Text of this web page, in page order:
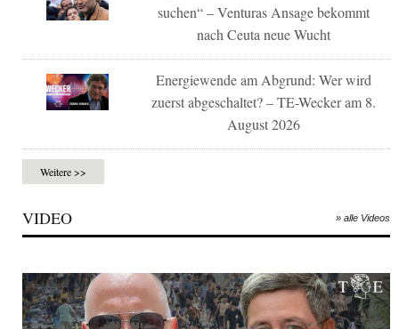
suchen“ – Venturas Ansage bekommt
nach Ceuta neue Wucht
Energiewende am Abgrund: Wer wird
zuerst abgeschaltet? – TE-Wecker am 8.
August 2026
Weitere >>
VIDEO » alle Videos